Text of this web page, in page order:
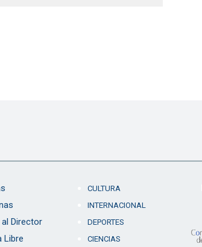
Director
Libre
CULTURA
INTERNACIONAL
DEPORTES
CIENCIAS